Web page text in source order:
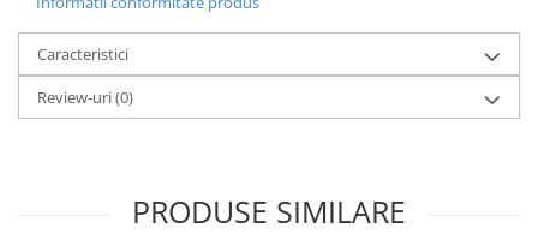
Caracteristici
Review-uri(0)
PRODUSE SIMILARE